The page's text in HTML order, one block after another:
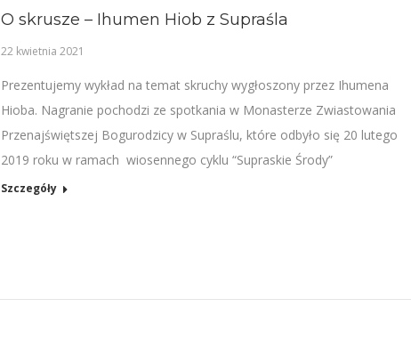
O skrusze – Ihumen Hiob z Supraśla
22 kwietnia 2021
Prezentujemy wykład na temat skruchy wygłoszony przez Ihumena
Hioba. Nagranie pochodzi ze spotkania w Monasterze Zwiastowania
Przenajświętszej Bogurodzicy w Supraślu, które odbyło się 20 lutego
2019 roku w ramach wiosennego cyklu “Supraskie Środy”
Szczegóły